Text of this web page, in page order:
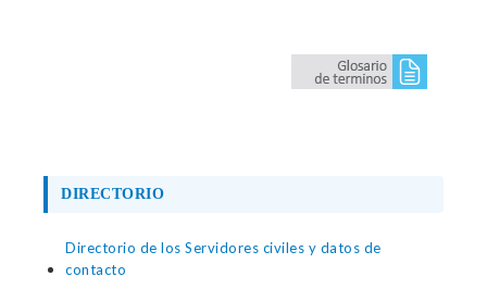
DIRECTORIO
Directorio de los Servidores civiles y datos de
contacto